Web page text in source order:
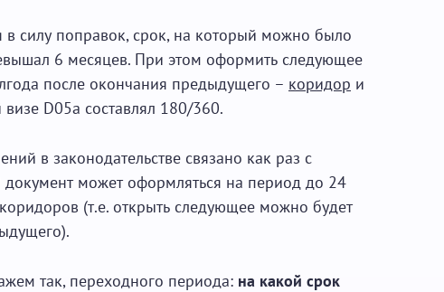
в силу поправок, срок, на который можно было
6 месяцев. При этом оформить следующее
после окончания предыдущего – коридор и
D05a составлял 180/360.
в законодательстве связано как раз с
может оформляться на период до 24
(т.е. открыть следующее можно будет
так, переходного периода: на какой срок